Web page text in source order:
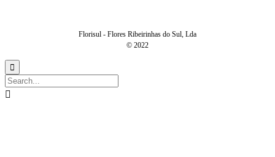
Florisul - Flores Ribeirinhas do Sul, Lda
© 2022

